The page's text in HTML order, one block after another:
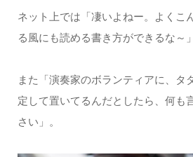
ネット上では「凄いよねー。よくこ
る風にも読める書き方ができるな～」
また「演奏家のボランティアに、タ
定して置いてるんだとしたら、何も
さい」。